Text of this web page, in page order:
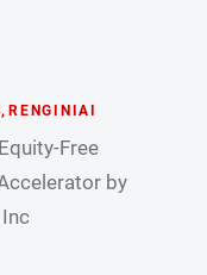
, RENGINIAI
Free
by